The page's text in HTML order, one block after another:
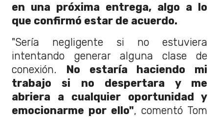
en una próxima entrega, algo a lo
que confirmó estar de acuerdo.
"Sería negligente si no estuviera
intentando generar alguna clase de
conexión. No estaría haciendo mi
trabajo si no despertara y me
abriera a cualquier oportunidad y
emocionarme por ello", comentó Tom